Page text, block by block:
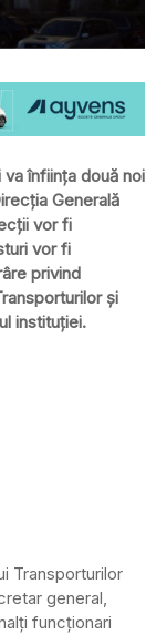
înfiinţa două noi
Generală
vor fi
vor fi
privind
şi
instituției.
Transporturilor
general,
funcţionari